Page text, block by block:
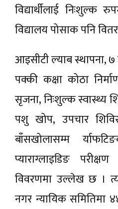
विद्यार्थीलाई निःशुल्क
विद्यालय पोसाक पनि
आइसीटी ल्याब स्थापना, ७
पक्की कक्षा कोठा
सृजना, निःशुल्क स्वास्थ्य
पशु खोप, उपचार
बाँसखोलासम्म
प्याराग्लाइडिङ
विवरणमा उल्लेख छ ।
नगर न्यायिक समितिमा